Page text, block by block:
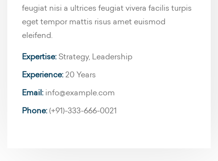
feugiat nisi a ultrices feugiat vivera facilis turpis
eget tempor mattis risus amet euismod
eleifend.
Expertise: Strategy, Leadership
Experience: 20 Years
Email: info@example.com
Phone: (+91)-333-666-0021